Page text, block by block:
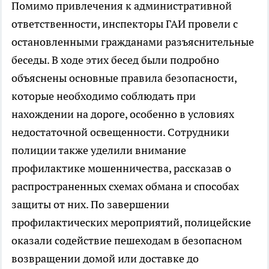
Помимо привлечения к административной
ответственности, инспекторы ГАИ провели с
остановленными гражданами разъяснительные
беседы. В ходе этих бесед были подробно
объяснены основные правила безопасности,
которые необходимо соблюдать при
нахождении на дороге, особенно в условиях
недостаточной освещенности. Сотрудники
полиции также уделили внимание
профилактике мошенничества, рассказав о
распространенных схемах обмана и способах
защиты от них. По завершении
профилактических мероприятий, полицейские
оказали содействие пешеходам в безопасном
возвращении домой или доставке до